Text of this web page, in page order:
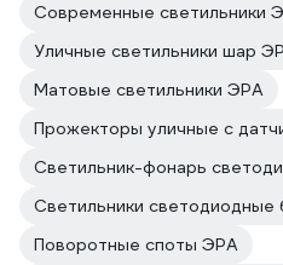
Современные светильники
Уличные светильники шар
Матовые светильники ЭРА
Прожекторы уличные с
Светильник-фонарь
Светильники
Поворотные споты ЭРА